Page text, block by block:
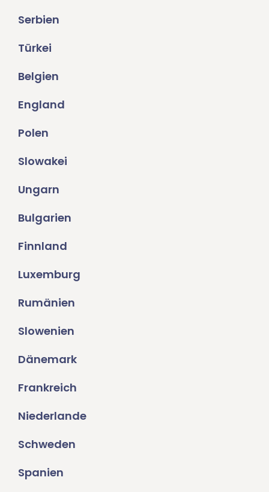
Serbien
Türkei
Belgien
England
Polen
Slowakei
Ungarn
Bulgarien
Finnland
Luxemburg
Rumänien
Slowenien
Dänemark
Frankreich
Niederlande
Schweden
Spanien